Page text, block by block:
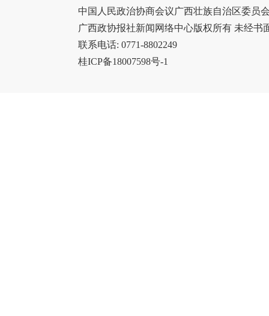
中国人民政治协商会议广西壮族自治区委员
广西政协报社新闻网络中心版权所有 未经书
联系电话: 0771-8802249
桂ICP备18007598号-1